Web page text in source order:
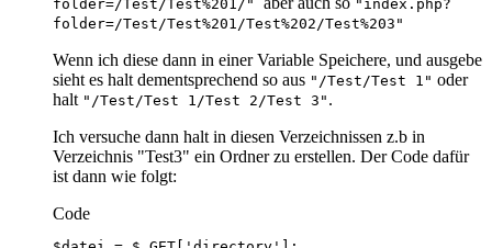
folder=/Test/Test%201/"
"index.php?
folder=/Test/Test%201/Test%202/Test%203"
Wenn ich diese dann in einer Variable Speichere, und ausgebe
sieht es halt dementsprechend so aus "/Test/Test 1" oder
halt "/Test/Test 1/Test 2/Test 3" .
Ich versuche dann halt in diesen Verzeichnissen z.b in
Verzeichnis "Test3" ein Ordner zu erstellen. Der Code dafür
ist dann wie folgt:
Code